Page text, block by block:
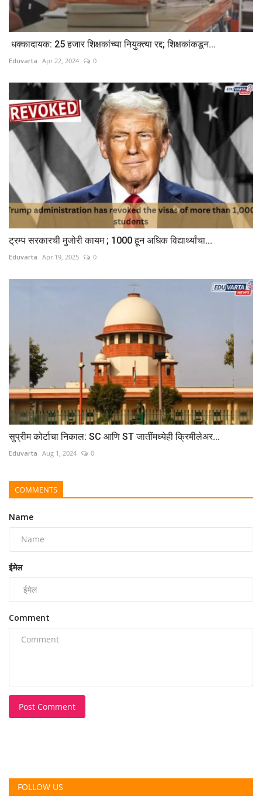
धक्कादायक: 25 हजार शिक्षकांच्या नियुक्त्या रद्द; शिक्षकांकडून...
Eduvarta Apr 22, 2024 0
ट्रम्प सरकारची मुजोरी कायम ; 1000 हून अधिक विद्यार्थ्यांचा...
Eduvarta Apr 19, 2025 0
सुप्रीम कोर्टाचा निकाल: SC आणि ST जातींमध्येही क्रिमीलेअर...
Eduvarta Aug 1, 2024 0
COMMENTS
Name
ईमेल
Comment
Post Comment
FOLLOW US